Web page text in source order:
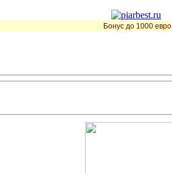
Бонус до 1000 евро